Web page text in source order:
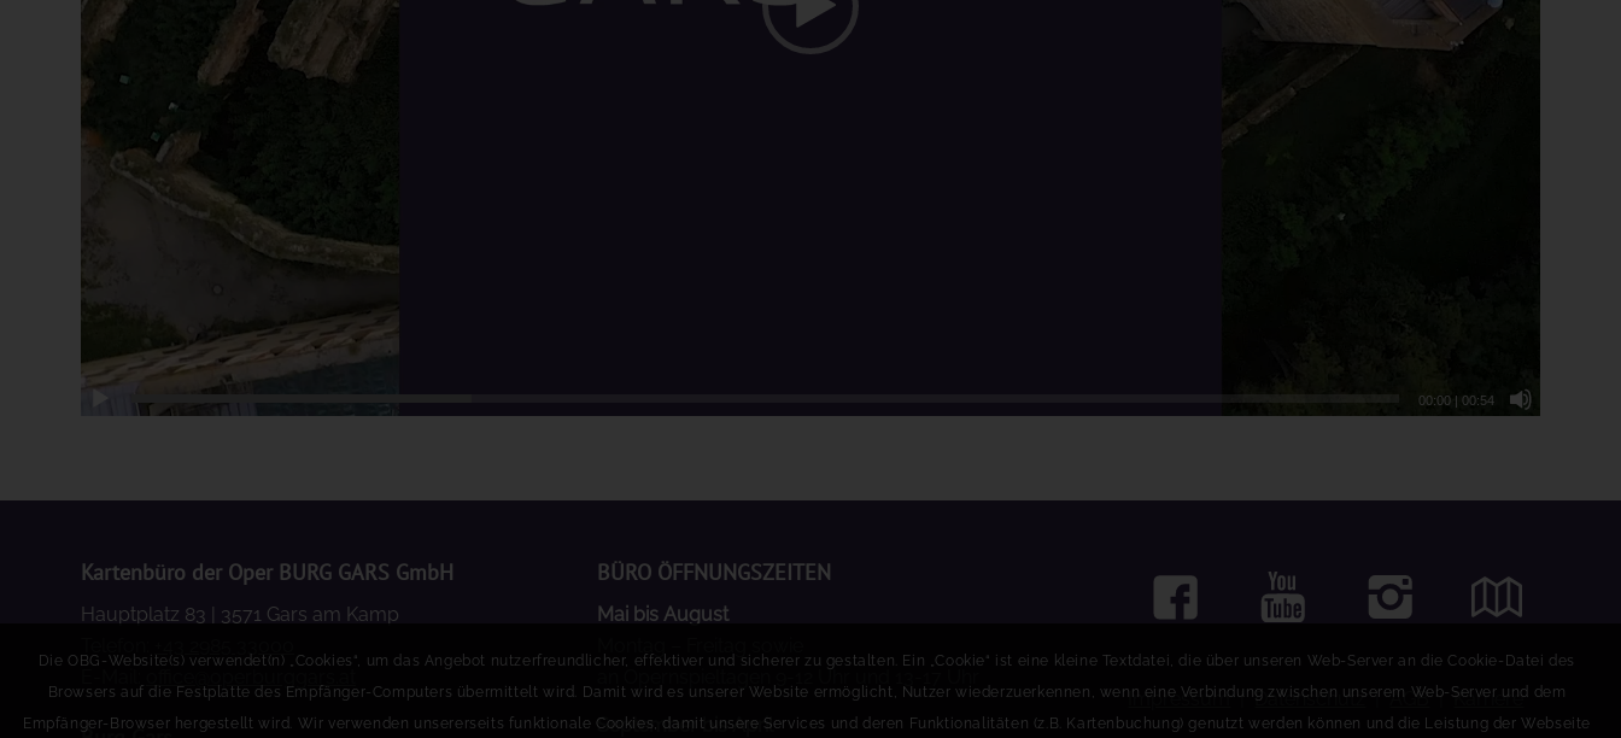
00:00 | 00:54
Kartenbüro der Oper BURG GARS GmbH
Hauptplatz 83 | 3571 Gars am Kamp
BÜRO ÖFFNUNGSZEITEN
Mai bis August
September bis April
Impressum|Datenschutz|AGB|Karriere
Die OBG-Website(s) verwendet(n) „Cookies“, um das Angebot nutzerfreundlicher, effektiver und sicherer zu gestalten. Ein „Cookie“ ist eine kleine Textdatei, die über unseren Web-Server an die Cookie-Datei des
Browsers auf die Festplatte des Empfänger-Computers übermittelt wird. Damit wird es unserer Website ermöglicht, Nutzer wiederzuerkennen, wenn eine Verbindung zwischen unserem Web-Server und dem
Empfänger-Browser hergestellt wird. Wir verwenden unsererseits funktionale Cookies, damit unsere Services und deren Funktionalitäten (z.B. Kartenbuchung) genutzt werden können und die Leistung der Webseite